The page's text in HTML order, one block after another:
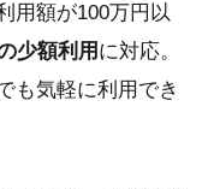
用額が100万円以
少額利用 に対応。
も気軽に利用でき